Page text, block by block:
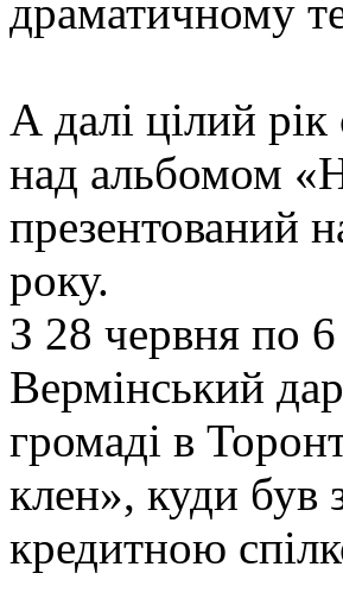
драматичному
А далі цілий
над альбомом
презентований
року.
З 28 червня по
Вермінський
громаді в
клен», куди був
кредитною